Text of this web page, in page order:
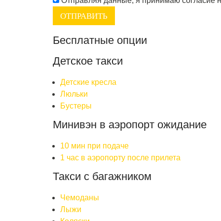
Бесплатные опции
Детское такси
Детские кресла
Люльки
Бустеры
Минивэн в аэропорт ожидание
10 мин при подаче
1 час в аэропорту после прилета
Такси с багажником
Чемоданы
Лыжи